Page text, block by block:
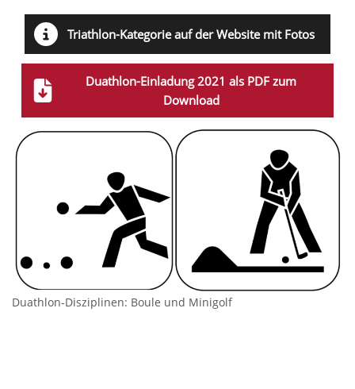
Triathlon-Kategorie auf der Website mit Fotos
Duathlon-Einladung 2021 als PDF zum
Download
Duathlon-Disziplinen: Boule und Minigolf